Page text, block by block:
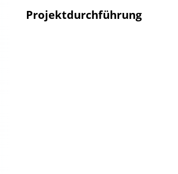
Projektdurchführung